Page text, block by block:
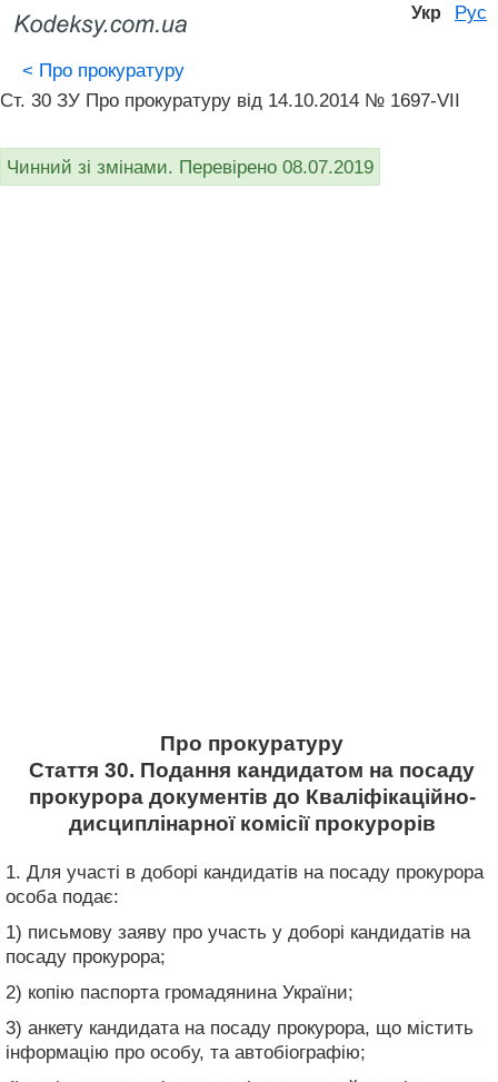
Укр Рус
< Про прокуратуру
Ст. 30 ЗУ Про прокуратуру від 14.10.2014 № 1697-VII
Чинний зі змінами. Перевірено 08.07.2019
Про прокуратуру
Стаття 30. Подання кандидатом на посаду
прокурора документів до Кваліфікаційно-
дисциплінарної комісії прокурорів
1. Для участі в доборі кандидатів на посаду прокурора
особа подає:
1) письмову заяву про участь у доборі кандидатів на
посаду прокурора;
2) копію паспорта громадянина України;
3) анкету кандидата на посаду прокурора, що містить
інформацію про особу, та автобіографію;